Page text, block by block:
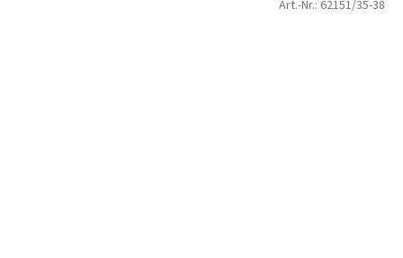
Art.-Nr.: 62151/35-38